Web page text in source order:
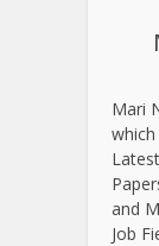
Mari
and
Job